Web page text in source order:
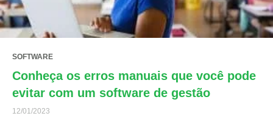
SOFTWARE
Conheça os erros manuais que você pode
evitar com um software de gestão
12/01/2023